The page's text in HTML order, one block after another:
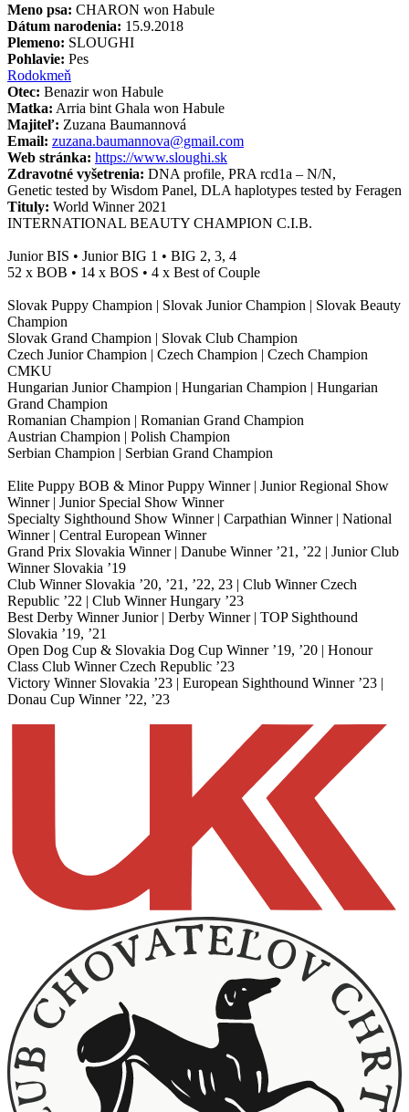
Meno psa: CHARON won Habule
Dátum narodenia: 15.9.2018
Plemeno: SLOUGHI
Pohlavie: Pes
Rodokmeň
Otec: Benazir won Habule
Matka: Arria bint Ghala won Habule
Majiteľ: Zuzana Baumannová
Email: zuzana.baumannova@gmail.com
Web stránka: https://www.sloughi.sk
Zdravotné vyšetrenia: DNA profile, PRA rcd1a – N/N,
Genetic tested by Wisdom Panel, DLA haplotypes tested by Feragen
Tituly: World Winner 2021
INTERNATIONAL BEAUTY CHAMPION C.I.B.
Junior BIS • Junior BIG 1 • BIG 2, 3, 4
52 x BOB • 14 x BOS • 4 x Best of Couple
Slovak Puppy Champion | Slovak Junior Champion | Slovak Beauty
Champion
Slovak Grand Champion | Slovak Club Champion
Czech Junior Champion | Czech Champion | Czech Champion
CMKU
Hungarian Junior Champion | Hungarian Champion | Hungarian
Grand Champion
Romanian Champion | Romanian Grand Champion
Austrian Champion | Polish Champion
Serbian Champion | Serbian Grand Champion
Elite Puppy BOB & Minor Puppy Winner | Junior Regional Show
Winner | Junior Special Show Winner
Specialty Sighthound Show Winner | Carpathian Winner | National
Winner | Central European Winner
Grand Prix Slovakia Winner | Danube Winner ’21, ’22 | Junior Club
Winner Slovakia ’19
Club Winner Slovakia ’20, ’21, ’22, 23 | Club Winner Czech
Republic ’22 | Club Winner Hungary ’23
Best Derby Winner Junior | Derby Winner | TOP Sighthound
Slovakia ’19, ’21
Open Dog Cup & Slovakia Dog Cup Winner ’19, ’20 | Honour
Class Club Winner Czech Republic ’23
Victory Winner Slovakia ’23 | European Sighthound Winner ’23 |
Donau Cup Winner ’22, ’23